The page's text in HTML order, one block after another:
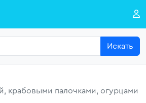
Искать
крабовыми палочками, огурцами